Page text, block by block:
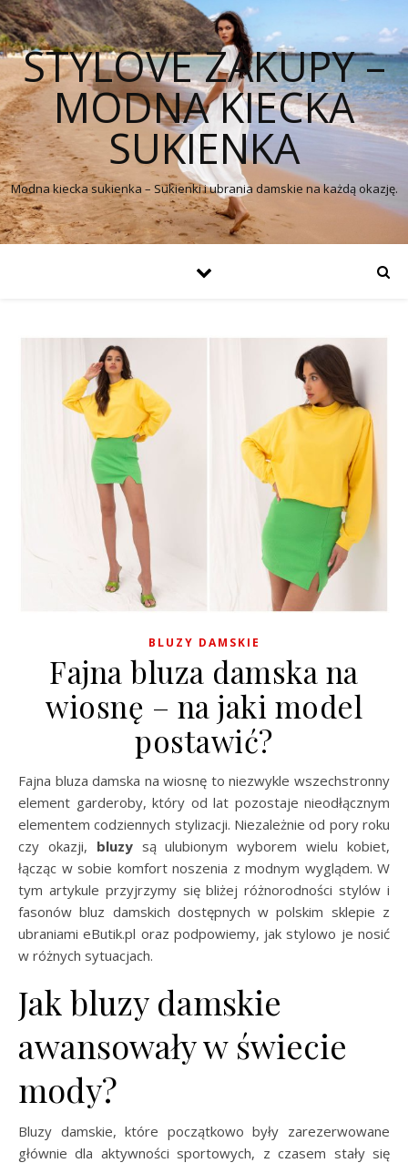
STYLOVE ZAKUPY –
MODNA KIECKA
SUKIENKA
Modna kiecka sukienka – Sukienki i ubrania damskie na każdą okazję.
BLUZY DAMSKIE
Fajna bluza damska na
wiosnę – na jaki model
postawić?
Fajna bluza damska na wiosnę to niezwykle wszechstronny
element garderoby, który od lat pozostaje nieodłącznym
elementem codziennych stylizacji. Niezależnie od pory roku
czy okazji, bluzysą ulubionym wyborem wielu kobiet,
łącząc w sobie komfort noszenia z modnym wyglądem. W
tym artykule przyjrzymy się bliżej różnorodności stylów i
fasonów bluz damskich dostępnych w polskim sklepie z
ubraniami eButik.pl oraz podpowiemy, jak stylowo je nosić
w różnych sytuacjach.
Jak bluzy damskie
awansowały w świecie
mody?
Bluzy damskie, które początkowo były zarezerwowane
głównie dla aktywności sportowych, z czasem stały się